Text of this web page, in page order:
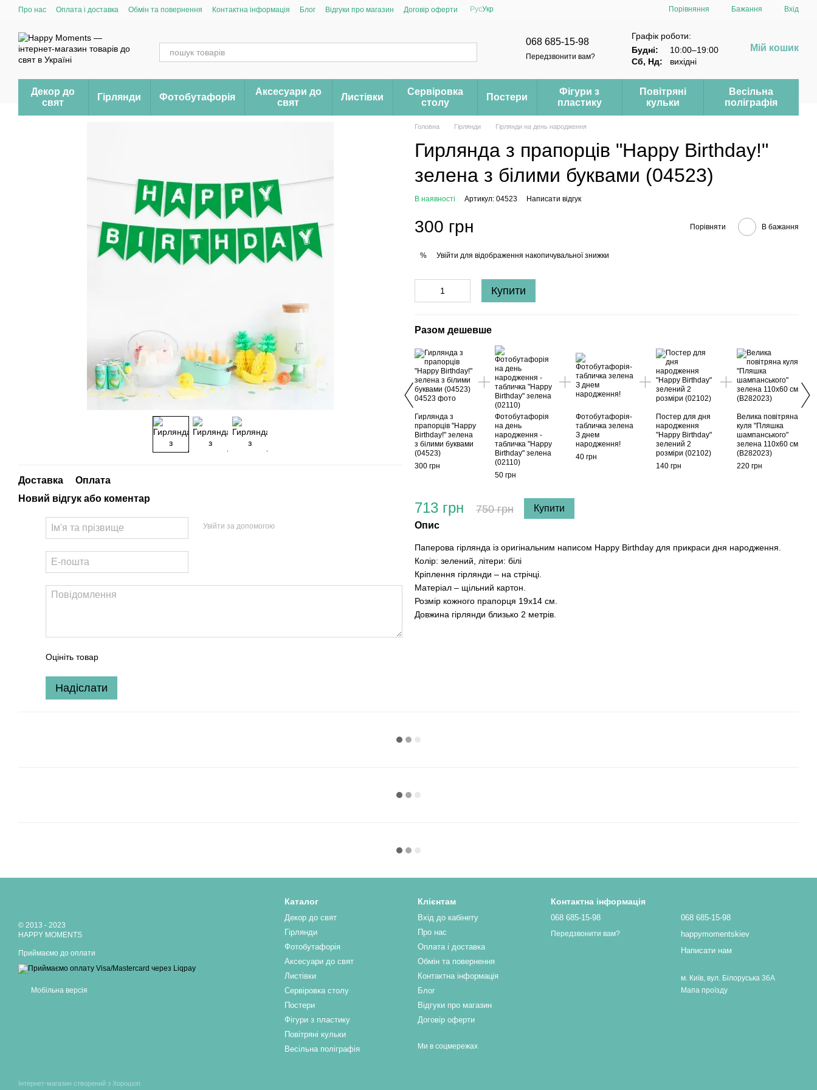
Перейти до основного контенту
Про нас Оплата і доставка Обмін та повернення Контактна інформація Блог Відгуки про магазин Договір оферти РусУкр Порівняння Бажання Вхід
068 685-15-98
Передзвонити вам?
Графік роботи:
Будні:
10:00–19:00
Сб, Нд:
вихідні
Мій кошик
Декор до
свят
Гірлянди Фотобутафорія
Аксесуари до
свят
Листівки
Сервіровка
столу
Постери
Фігури з
пластику
Повітряні
кульки
Весільна
поліграфія
Доставка
Оплата
Новий відгук або коментар
Увійти за допомогою
Оцініть товар
Надіслати
Головна Гірлянди Гірлянди на день народження
Гирлянда з прапорців "Happy Birthday!"
зелена з білими буквами (04523)
В наявності Артикул: 04523 Написати відгук
300 грн Порівняти В бажання
% Увійти для відображення накопичувальної знижки
Купити
Разом дешевше
Гирлянда з
прапорців "Happy
Birthday!" зелена
з білими буквами
(04523)
300 грн
Фотобутафорія
на день
народження -
табличка "Happy
Birthday" зелена
(02110)
50 грн
Фотобутафорія-
табличка зелена
З днем
народження!
40 грн
Постер для дня
народження
"Happy Birthday"
зелений 2
розміри (02102)
140 грн
Велика повітряна
куля "Пляшка
шампанського"
зелена 110x60 см
(B282023)
220 грн
713 грн 750 грн Купити
Опис
Паперова гірлянда із оригінальним написом Happy Birthday для прикраси дня народження.
Колір: зелений, літери: білі
Кріплення гірлянди – на стрічці.
Матеріал – щільний картон.
Розмір кожного прапорця 19х14 см.
Довжина гірлянди близько 2 метрів.
© 2013 - 2023
HAPPY MOMENTS
Приймаємо до оплати
Мобільна версія
Інтернет-магазин створений з Хорошоп
Каталог
Декор до свят
Гірлянди
Фотобутафорія
Аксесуари до свят
Листівки
Сервіровка столу
Постери
Фігури з пластику
Повітряні кульки
Весільна поліграфія
Клієнтам
Вхід до кабінету
Про нас
Оплата і доставка
Обмін та повернення
Контактна інформація
Блог
Відгуки про магазин
Договір оферти
Ми в соцмережах
Контактна інформація
068 685-15-98
Передзвонити вам?
068 685-15-98
happymomentskiev
Написати нам
м. Київ, вул. Білоруська 36А
Мапа проїзду